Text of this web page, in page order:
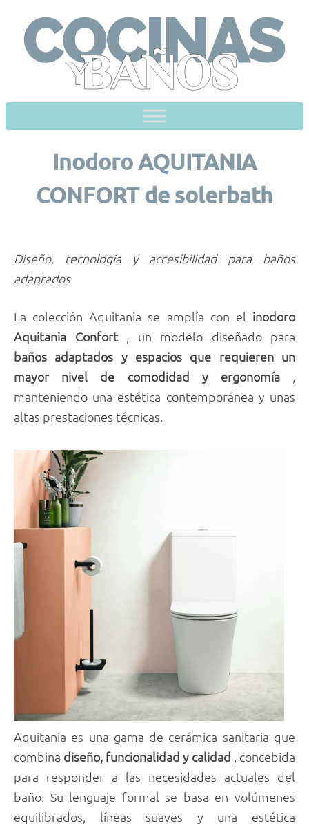
content
Inodoro AQUITANIA
CONFORT de solerbath
Diseño, tecnología y accesibilidad para baños
adaptados
La colección Aquitania se amplía con el inodoro
Aquitania Confort, un modelo diseñado para
baños adaptados y espacios que requieren un
mayor nivel de comodidad
y ergonomía ,
manteniendo una estética contemporánea y unas
altas prestaciones técnicas.
Aquitania es una gama de cerámica sanitaria que
combina diseño, funcionalidad y calidad , concebida
para responder a las necesidades actuales del
baño. Su lenguaje formal se basa en volúmenes
equilibrados, líneas suaves y una estética